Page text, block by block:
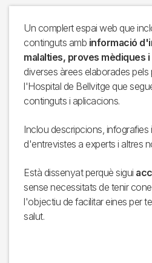
Un complert espai web que
continguts amb informació
malalties, proves mèdiques
diverses àrees elaborades
l'Hospital de Bellvitge que
continguts i aplicacions.
Inclou descripcions, infografies
d'entrevistes a experts i altres
Està dissenyat perquè sigui
sense necessitats de tenir
l'objectiu de facilitar eines per
salut.